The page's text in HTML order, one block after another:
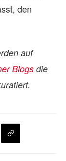
den
auf
Blogs die